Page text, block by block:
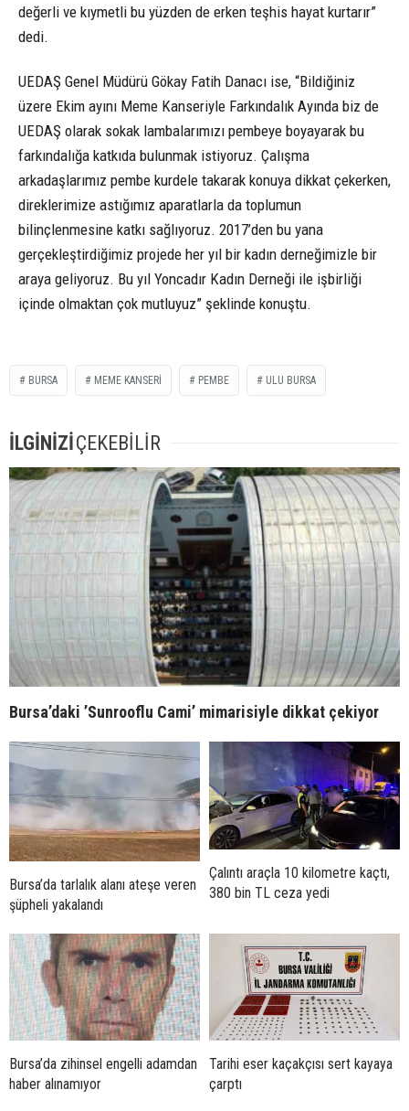
değerli ve kıymetli bu yüzden de erken teşhis hayat kurtarır”
dedi.
UEDAŞ Genel Müdürü Gökay Fatih Danacı ise, “Bildiğiniz
üzere Ekim ayını Meme Kanseriyle Farkındalık Ayında biz de
UEDAŞ olarak sokak lambalarımızı pembeye boyayarak bu
farkındalığa katkıda bulunmak istiyoruz. Çalışma
arkadaşlarımız pembe kurdele takarak konuya dikkat çekerken,
direklerimize astığımız aparatlarla da toplumun
bilinçlenmesine katkı sağlıyoruz. 2017’den bu yana
gerçekleştirdiğimiz projede her yıl bir kadın derneğimizle bir
araya geliyoruz. Bu yıl Yoncadır Kadın Derneği ile işbirliği
içinde olmaktan çok mutluyuz” şeklinde konuştu.
BURSA MEME KANSERI PEMBE ULU BURSA
İLGİNİZİÇEKEBİLİR
Bursa’daki ’Sunrooflu Cami’ mimarisiyle dikkat çekiyor
Bursa’da tarlalık alanı ateşe veren
şüpheli yakalandı
Çalıntı araçla 10 kilometre kaçtı,
380 bin TL ceza yedi
Bursa’da zihinsel engelli adamdan
haber alınamıyor
Tarihi eser kaçakçısı sert kayaya
çarptı